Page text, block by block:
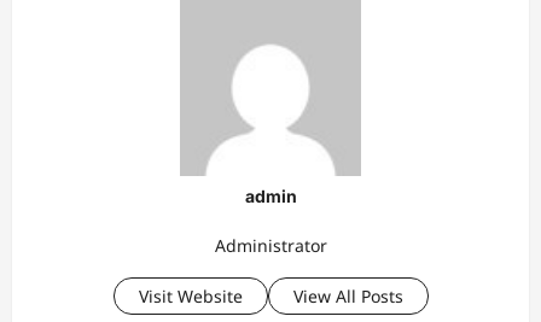
admin
Administrator
Visit Website View All Posts